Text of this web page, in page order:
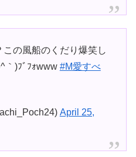
の風船のくだり爆笑し
｀)ﾌﾞﾌｫwww #M愛すべ
April 25,